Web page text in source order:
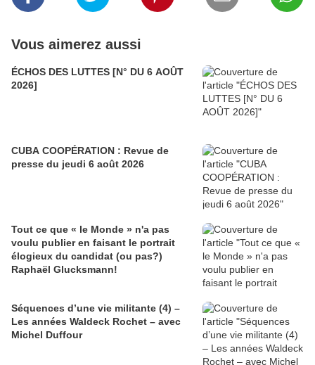
Vous aimerez aussi
ÉCHOS DES LUTTES [N° DU 6 AOÛT
2026]
CUBA COOPÉRATION : Revue de
presse du jeudi 6 août 2026
Tout ce que « le Monde » n'a pas
voulu publier en faisant le portrait
élogieux du candidat (ou pas?)
Raphaël Glucksmann!
Séquences d’une vie militante (4) –
Les années Waldeck Rochet – avec
Michel Duffour